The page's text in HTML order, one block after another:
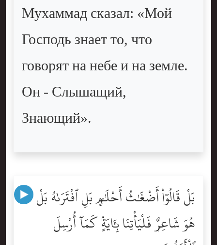
Мухаммад сказал: «Мой
Господь знает то, что
говорят на небе и на земле.
Он - Слышащий,
Знающий».
بَلْ قَالُوٓاْ أَضْغَٰثُ أَحْلَٰمٍۭ بَلِ ٱفْتَرَىٰهُ بَلْ
هُوَ شَاعِرٌۭ فَلْيَأْتِنَا بِـَٔايَةٍۢ كَمَآ أُرْسِلَ